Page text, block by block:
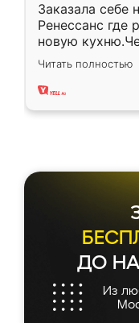
Заказала себе
Ренессанс где
новую
вполне
два года,
Читать полностью
ДО
Из